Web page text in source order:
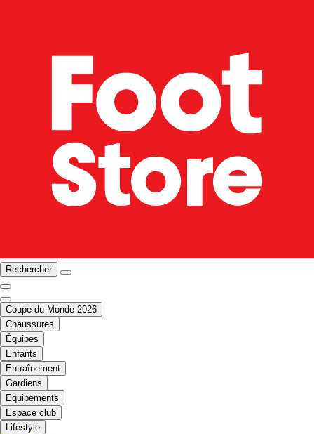
Rechercher
Coupe du Monde 2026
Chaussures
Équipes
Enfants
Entraînement
Gardiens
Equipements
Espace club
Lifestyle